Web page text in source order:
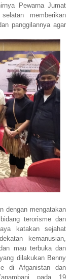
Pewarna Jumat
memberikan
panggilannya agar
dengan mengatakan
terorisme dan
katakan sejahat
kemanusian,
mau terbuka dan
dilakukan Benny
di Afganistan dan
pada 19